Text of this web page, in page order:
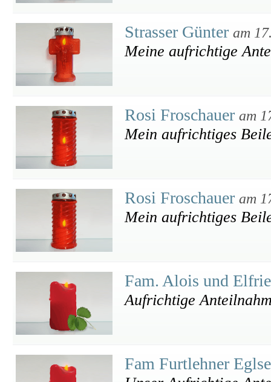
Strasser Günter am
Meine aufrichtige
Rosi Froschauer am
Mein aufrichtiges
Rosi Froschauer am
Mein aufrichtiges
Fam. Alois und
Aufrichtige
Fam Furtlehner